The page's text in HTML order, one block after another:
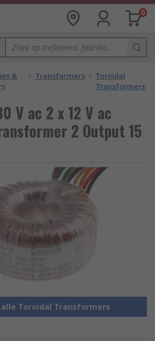
0
&
/ Transformers / Toroidal
Transformers
V ac 2 x 12 V ac
2 Output 15
Toroidal Transformers